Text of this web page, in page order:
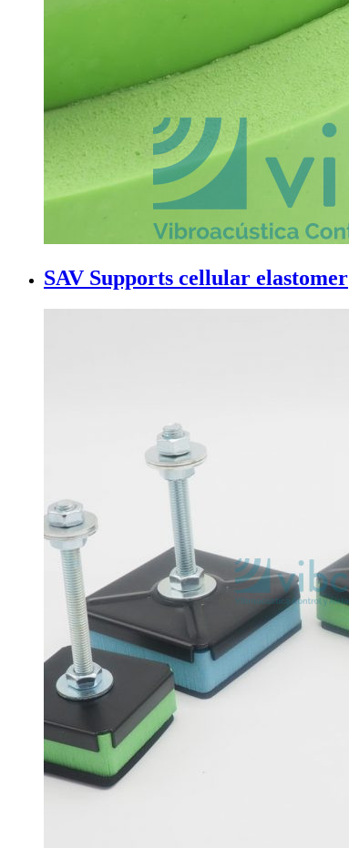
SAV Supports cellular elastomer